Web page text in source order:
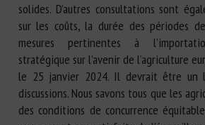
solides. D’autres consultations sont
sur les coûts, la durée des périodes
mesures pertinentes à
stratégique sur l’avenir de l’agriculture
le 25 janvier 2024. Il devrait être un
discussions. Nous savons tous que les
des conditions de concurrence